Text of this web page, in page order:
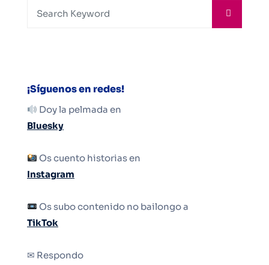
¡Síguenos en redes!
Doy la pelmada en
Bluesky
Os cuento historias en
Instagram
Os subo contenido no bailongo a
TikTok
✉ Respondo